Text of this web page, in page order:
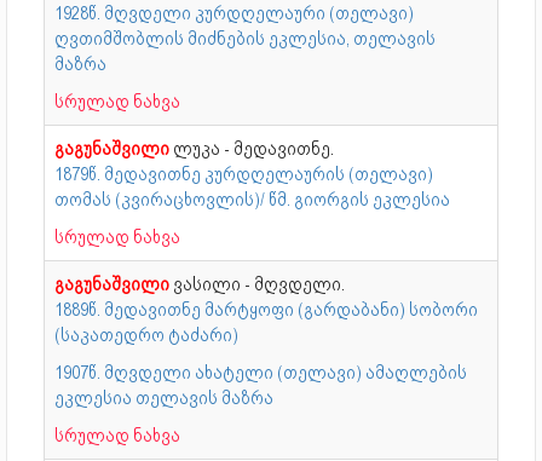
1928წ. მღვდელი კურდღელაური (თელავი)
ღვთიმშობლის მიძნების ეკლესია, თელავის
მაზრა
სრულად ნახვა
გაგუნაშვილი ლუკა - მედავითნე.
1879წ. მედავითნე კურდღელაურის (თელავი)
თომას (კვირაცხოვლის)/ წმ. გიორგის ეკლესია
სრულად ნახვა
გაგუნაშვილი ვასილი - მღვდელი.
1889წ. მედავითნე მარტყოფი (გარდაბანი) სობორი
(საკათედრო ტაძარი)
1907წ. მღვდელი ახატელი (თელავი) ამაღლების
ეკლესია თელავის მაზრა
სრულად ნახვა